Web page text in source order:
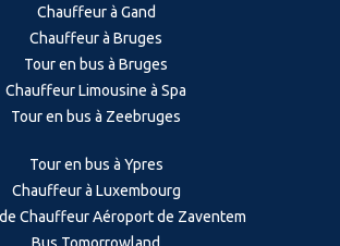
Chauffeur à Gand
Chauffeur à Bruges
Tour en bus à Bruges
Chauffeur Limousine à Spa
Tour en bus à Zeebruges
Tour en bus à Ypres
Chauffeur à Luxembourg
Chauffeur Aéroport de Zaventem
Bus Tomorrowland